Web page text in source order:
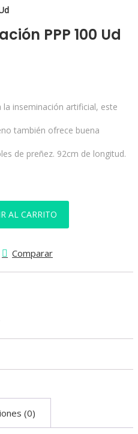
PPP 100 Ud
inseminación artificial, este
también ofrece buena
de preñez. 92cm de longitud.
cantidad
AL CARRITO
Comparar
(0)